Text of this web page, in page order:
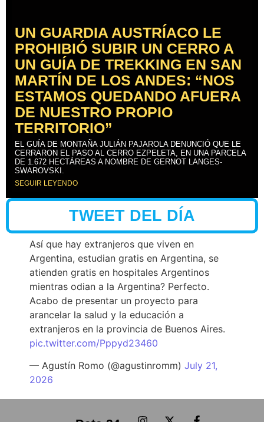
UN GUARDIA AUSTRÍACO LE
PROHIBIÓ SUBIR UN CERRO A
UN GUÍA DE TREKKING EN SAN
MARTÍN DE LOS ANDES: “NOS
ESTAMOS QUEDANDO AFUERA
DE NUESTRO PROPIO
TERRITORIO”
EL GUÍA DE MONTAÑA JULIÁN PAJAROLA DENUNCIÓ QUE LE
CERRARON EL PASO AL CERRO EZPELETA, EN UNA PARCELA
DE 1.672 HECTÁREAS A NOMBRE DE GERNOT LANGES-
SWAROVSKI.
SEGUIR LEYENDO
TWEET DEL DÍA
Así que hay extranjeros que viven en
Argentina, estudian gratis en Argentina, se
atienden gratis en hospitales Argentinos
mientras odian a la Argentina? Perfecto.
Acabo de presentar un proyecto para
arancelar la salud y la educación a
extranjeros en la provincia de Buenos Aires.
pic.twitter.com/Pppyd23460
— Agustín Romo (@agustinromm) July 21,
2026